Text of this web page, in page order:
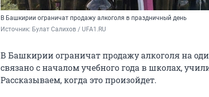
В Башкирии ограничат продажу алкоголя в праздничный день
Источник: Булат Салихов / UFA1.RU
В Башкирии ограничат продажу алкоголя на
связано с началом учебного года в школах,
Рассказываем, когда это произойдет.